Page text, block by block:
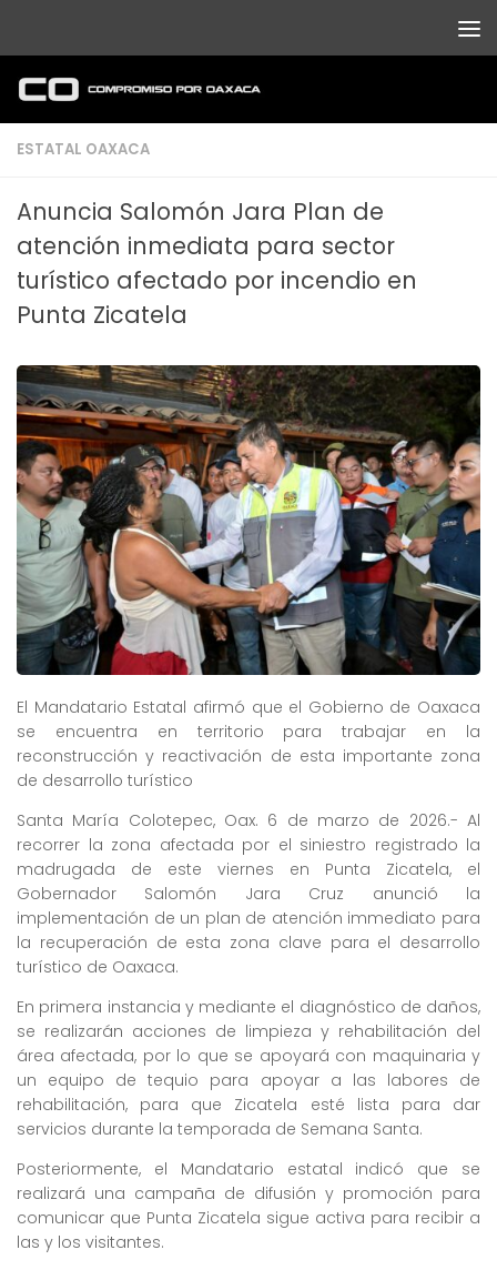
ESTATAL OAXACA
Anuncia Salomón Jara Plan de
atención inmediata para sector
turístico afectado por incendio en
Punta Zicatela
El Mandatario Estatal afirmó que el Gobierno de Oaxaca
se encuentra en territorio para trabajar en la
reconstrucción y reactivación de esta importante zona
de desarrollo turístico
Santa María Colotepec, Oax. 6 de marzo de 2026.- Al
recorrer la zona afectada por el siniestro registrado la
madrugada de este viernes en Punta Zicatela, el
Gobernador Salomón Jara Cruz anunció la
implementación de un plan de atención immediato para
la recuperación de esta zona clave para el desarrollo
turístico de Oaxaca.
En primera instancia y mediante el diagnóstico de daños,
se realizarán acciones de limpieza y rehabilitación del
área afectada, por lo que se apoyará con maquinaria y
un equipo de tequio para apoyar a las labores de
rehabilitación, para que Zicatela esté lista para dar
servicios durante la temporada de Semana Santa.
Posteriormente, el Mandatario estatal indicó que se
realizará una campaña de difusión y promoción para
comunicar que Punta Zicatela sigue activa para recibir a
las y los visitantes.